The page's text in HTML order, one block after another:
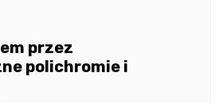
przez
polichromie i